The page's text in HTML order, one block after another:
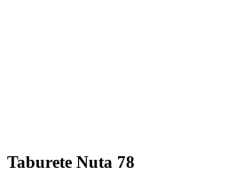
Taburete Nuta 78